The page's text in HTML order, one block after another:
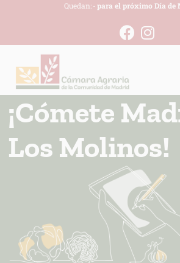
Quedan: -para el próximo Día de
¡Cómete
Los Molinos!